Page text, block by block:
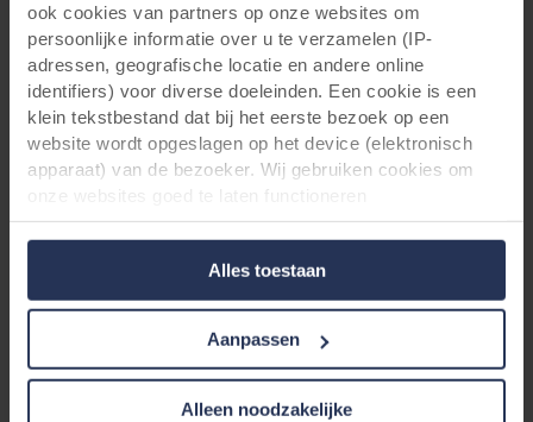
ook cookies van partners op onze websites om
persoonlijke informatie over u te verzamelen (IP-
adressen, geografische locatie en andere online
identifiers) voor diverse doeleinden. Een cookie is een
klein tekstbestand dat bij het eerste bezoek op een
website wordt opgeslagen op het device (elektronisch
apparaat) van de bezoeker. Wij gebruiken cookies om
(‘Noodzakelijke’), om uw instellingen te onthouden en uw
gebruikerservaring te verbeteren (‘Functionele’), om uw
gedrag te analyseren en op basis daarvan de websites te
optimaliseren (‘Statistische’), en om onze content en
stemmen op uw gedrag op onze websites (‘Marketing’).
Functionele cookies plaatsen we altijd. Deze zijn namelijk
noodzakelijk om de website goed te laten werken en
Alles toestaan
Aanpassen
Alleen noodzakelijke
Share
Projectinformatie
Project:Kantoor Molslinjen
Address:Færgevej 7A, 8000
Aarhus, Denemarken
Ebony Limestone & Ebony Slate
Architect: JYTAS
JYTAS